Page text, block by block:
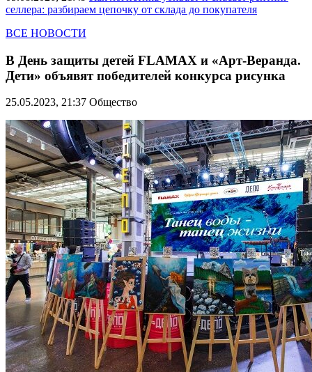
селлера: разбираем цепочку от склада до покупателя
ВСЕ НОВОСТИ
В День защиты детей FLAMAX и «Арт-Веранда.
Дети» объявят победителей конкурса рисунка
25.05.2023, 21:37 Общество